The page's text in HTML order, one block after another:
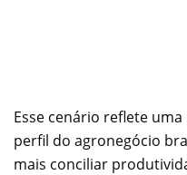
Esse cenário reflete
perfil do agronegócio
mais conciliar